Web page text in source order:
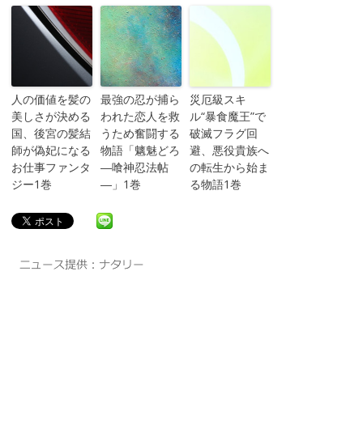
人の価値を髪の
美しさが決める
国、後宮の髪結
師が偽妃になる
お仕事ファンタ
ジー1巻
最強の忍が捕ら
われた恋人を救
うため奮闘する
物語「魑魅どろ
―喰神忍法帖
―」1巻
災厄級スキ
ル“暴食魔王”で
破滅フラグ回
避、悪役貴族へ
の転生から始ま
る物語1巻